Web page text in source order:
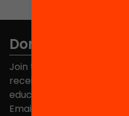
Don't miss
Join the more than
receive news about
educational change in
Email address